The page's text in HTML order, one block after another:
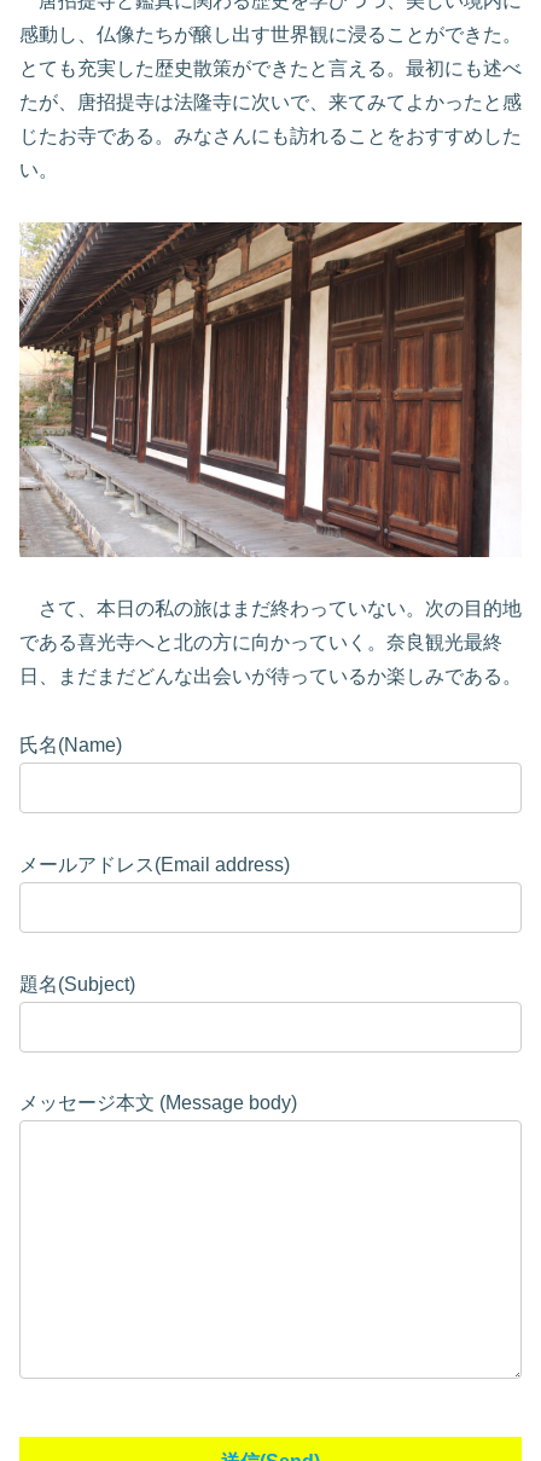
感動し、仏像たちが醸し出す世界観に浸ることができた。
とても充実した歴史散策ができたと言える。最初にも述べ
たが、唐招提寺は法隆寺に次いで、来てみてよかったと感
じたお寺である。みなさんにも訪れることをおすすめした
い。
さて、本日の私の旅はまだ終わっていない。次の目的地
である喜光寺へと北の方に向かっていく。奈良観光最終
日、まだまだどんな出会いが待っているか楽しみである。
氏名(Name)
メールアドレス(Email address)
題名(Subject)
メッセージ本文 (Message body)